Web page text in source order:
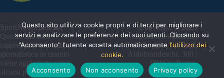
SportNews.BetFlag -
Questo sito non
rappresenta una testata
giornalistica in quanto
viene aggiornato senza
alcuna periodicità
Copyright © 2025
SportNews BetFlag
Sede Legale: Via degli
Aldobrandeschi, 300 |
00163 | Roma
Questo sito utilizza cookie propri e di terzi per migliorare i
servizi e analizzare le preferenze dei suoi utenti. Cliccando su
"Acconsento" l'utente accetta automaticamente l'utilizzo dei
cookie.
Acconsento
Non acconsento Privacy policy